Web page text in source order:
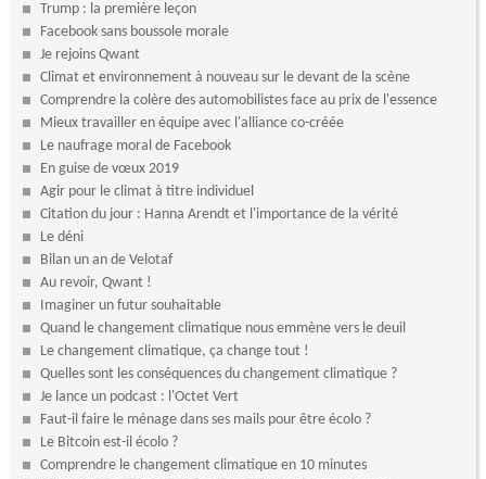
Trump : la première leçon
Facebook sans boussole morale
Je rejoins Qwant
Climat et environnement à nouveau sur le devant de la scène
Comprendre la colère des automobilistes face au prix de l'essence
Mieux travailler en équipe avec l'alliance co-créée
Le naufrage moral de Facebook
En guise de vœux 2019
Agir pour le climat à titre individuel
Citation du jour : Hanna Arendt et l'importance de la vérité
Le déni
Bilan un an de Velotaf
Au revoir, Qwant !
Imaginer un futur souhaitable
Quand le changement climatique nous emmène vers le deuil
Le changement climatique, ça change tout !
Quelles sont les conséquences du changement climatique ?
Je lance un podcast : l'Octet Vert
Faut-il faire le ménage dans ses mails pour être écolo ?
Le Bitcoin est-il écolo ?
Comprendre le changement climatique en 10 minutes